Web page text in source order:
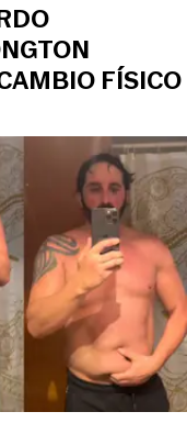
FÍSICO